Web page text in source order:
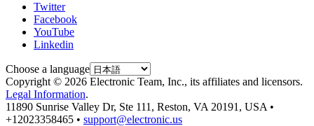
Twitter
Facebook
YouTube
Linkedin
Choose a language
Copyright © 2026 Electronic Team, Inc., its affiliates and licensors.
Legal Information.
11890 Sunrise Valley Dr, Ste 111, Reston, VA 20191, USA •
+12023358465 • support@electronic.us